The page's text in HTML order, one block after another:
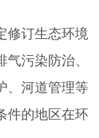
修订生态环境
污染防治、
、河道管理等
件的地区在环